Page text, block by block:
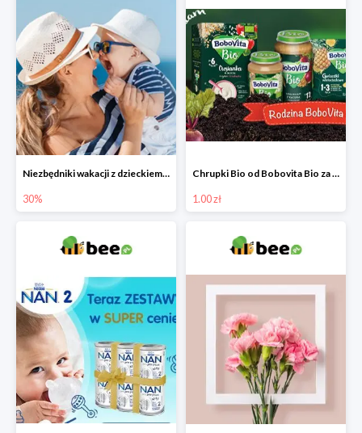
Niezbędniki wakacji z dzieckiem do -30%
30%
Chrupki Bio od Bobovita Bio za 1 grosz
1.00 zł